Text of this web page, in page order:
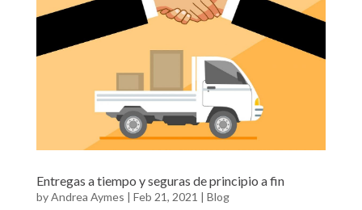
Entregas a tiempo y seguras de principio a fin
byAndrea Aymes | Feb 21, 2021 | Blog